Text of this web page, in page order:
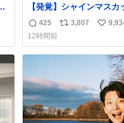
【発覚】シャインマス
から盗まれる 栃木・佐野
news.livedoor.com/article/
った果樹園には防犯カメ
インマスカットが盗まれ
切られた跡が。市内で
害は確認されておらず
強化する。
返
信
数
425
リ
ス
3,807
い
ね
12時間前